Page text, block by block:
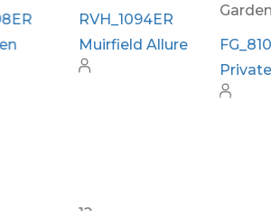
RVH_1094ER
Muirfield Allure
Gardens
FG_810BR
Private Paradise